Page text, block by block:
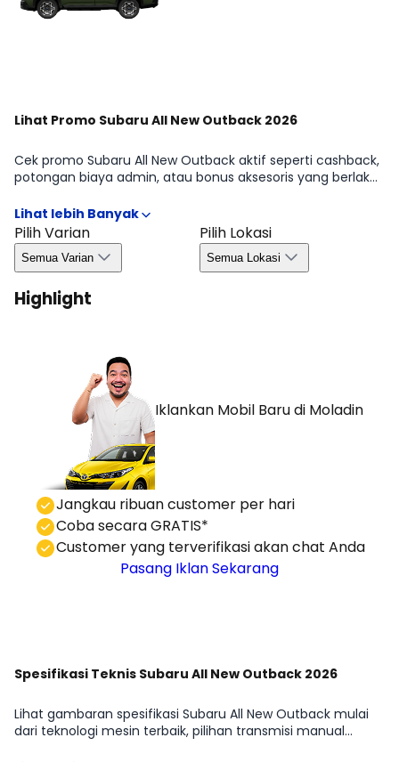
Lihat Promo Subaru All New Outback 2026
Cek promo Subaru All New Outback aktif seperti cashback,
potongan biaya admin, atau bonus aksesoris yang berlaku
penting agar kamu bisa mengambil keputusan dengan
cepat dan efisien. Detail kuota, wilayah, dan masa berlaku
tersedia di halaman Promo Subaru All New Outback 2026.
Pilih Varian
Semua Varian
Pilih Lokasi
Semua Lokasi
Highlight
Iklankan Mobil Barudi Moladin
⁠Jangkau ribuan customer per hari
Coba secara GRATIS*
⁠⁠Customer yang terverifikasi akan chat Anda
Pasang Iklan Sekarang
Spesifikasi Teknis Subaru All New Outback 2026
Lihat gambaran spesifikasi Subaru All New Outback mulai
dari teknologi mesin terbaik, pilihan transmisi manual